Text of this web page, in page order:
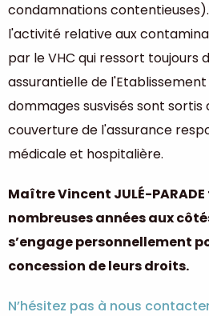
condamnations
l'activité relative aux
par le VHC qui ressort toujours
assurantielle de
dommages susvisés sont sortis
couverture de l'assurance
médicale et hospitalière.
Maître Vincent JULÉ-
nombreuses années aux
s’engage personnellement
concession de leurs droits.
N’hésitez pas à nous